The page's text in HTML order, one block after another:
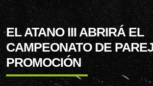
EL ATANO III ABRIRÁ EL
CAMPEONATO DE
PROMOCIÓN